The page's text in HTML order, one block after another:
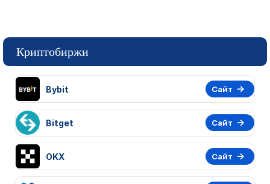
Криптобиржи
Bybit Сайт
Bitget Сайт
OKX Сайт